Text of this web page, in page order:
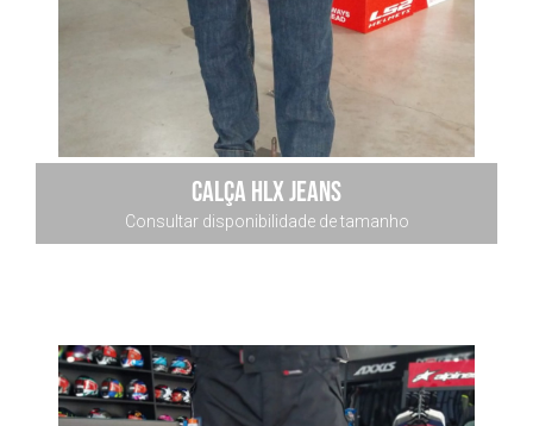
calça hlx jeans
Consultar disponibilidade de tamanho